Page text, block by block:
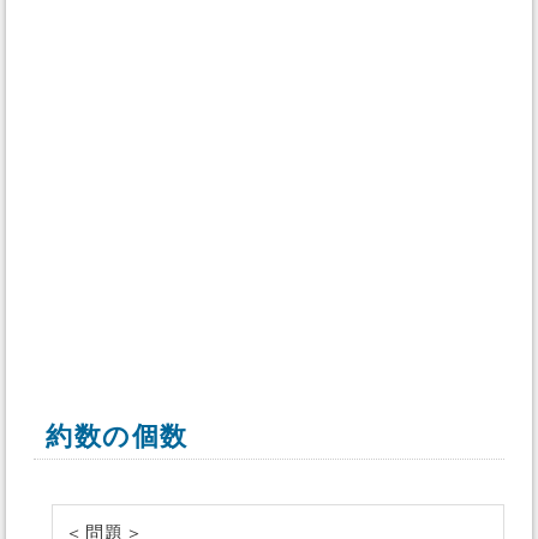
約数の個数
＜問題＞